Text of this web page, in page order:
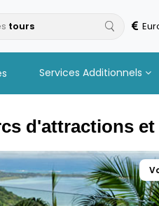
Services Additionnels
d'attractions